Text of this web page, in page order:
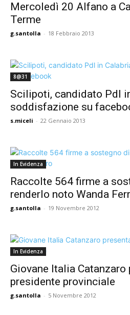
Mercoledì 20 Alfano a
Terme
g.santolla - 18 Febbraio 2013
8@31
Scilipoti, candidato Pdl
soddisfazione su
s.miceli - 22 Gennaio 2013
In Evidenza
Raccolte 564 firme a
renderlo noto Wanda
g.santolla - 19 Novembre 2012
In Evidenza
Giovane Italia
presidente provinciale
g.santolla - 5 Novembre 2012